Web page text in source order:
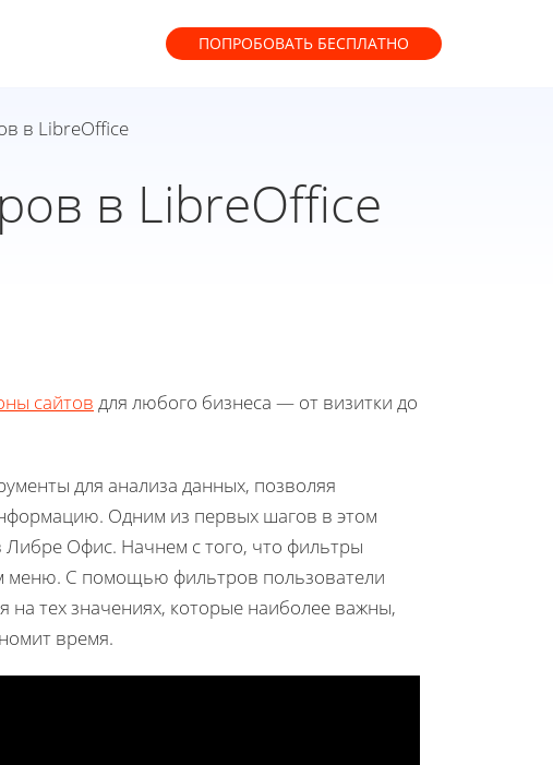
ПОПРОБОВАТЬ БЕСПЛАТНО
в LibreOffice
в LibreOffice
сайтов для любого бизнеса — от визитки до
для анализа данных, позволяя
Одним из первых шагов в этом
Либре Офис. Начнем с того, что фильтры
меню. С помощью фильтров пользователи
на тех значениях, которые наиболее важны,
время.